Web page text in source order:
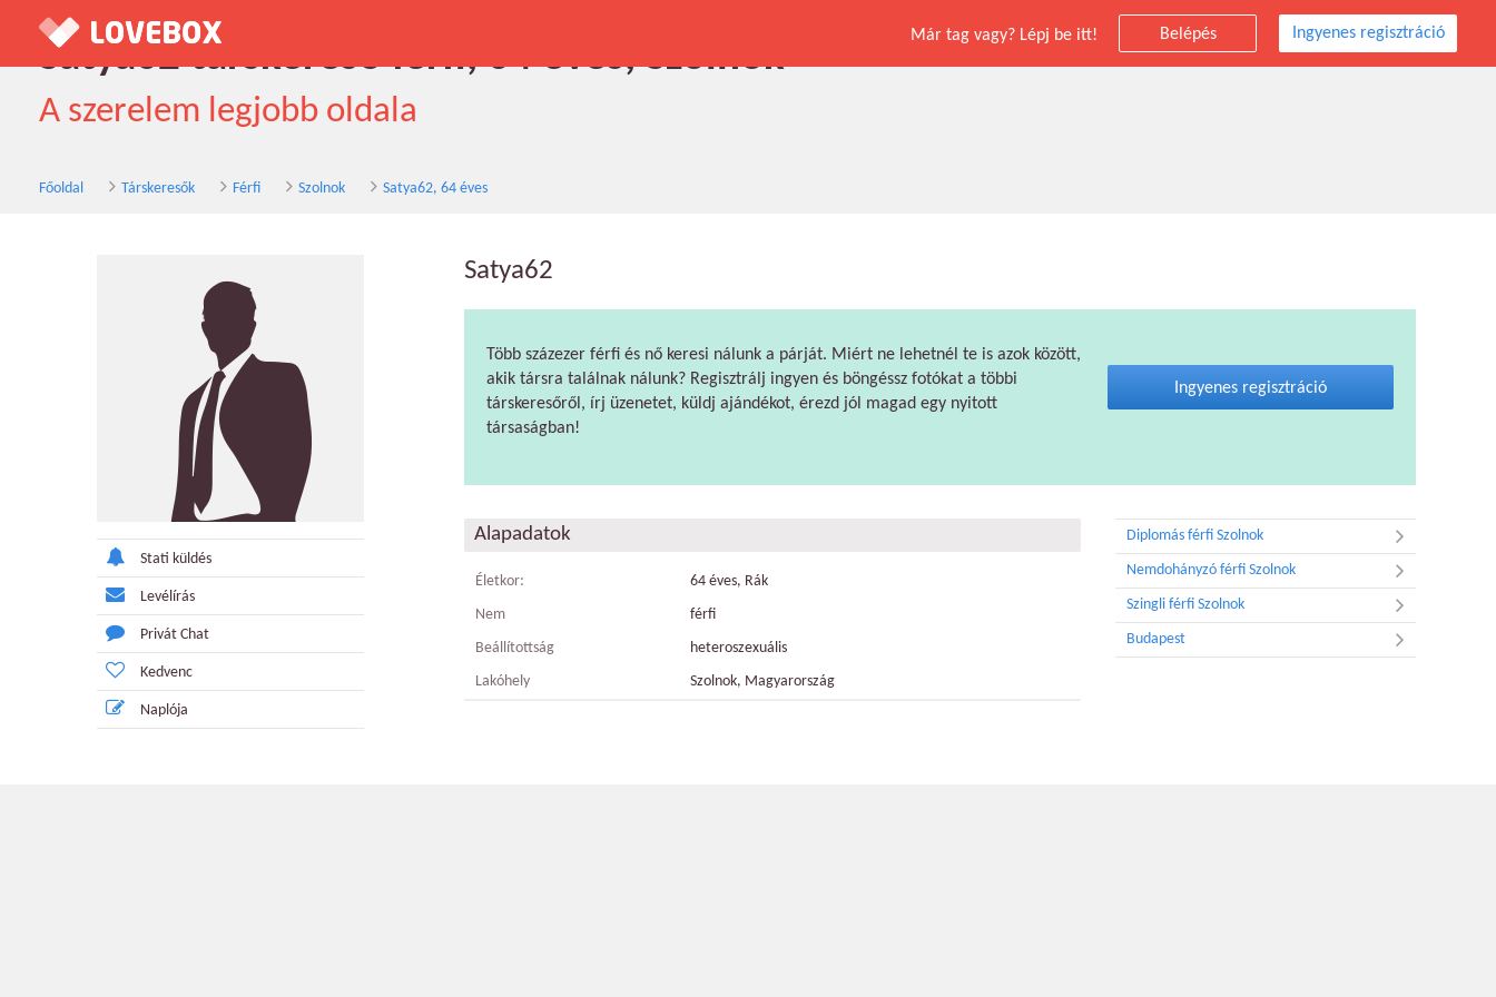
Már tag vagy? Lépj be itt! Belépés Ingyenes regisztráció
Satya62 társkereső férfi, 64 éves, Szolnok
A szerelem legjobb oldala
Főoldal Társkeresők Férfi Szolnok Satya62, 64 éves
Stati küldés
Levélírás
Privát Chat
Kedvenc
Naplója
Satya62
Több százezer férfi és nő keresi nálunk a párját. Miért ne lehetnél te is azok között,
akik társra találnak nálunk? Regisztrálj ingyen és böngéssz fotókat a többi
társkeresőről, írj üzenetet, küldj ajándékot, érezd jól magad egy nyitott
társaságban!
Ingyenes regisztráció
Alapadatok
Életkor:
64 éves, Rák
Nem
férfi
Beállítottság
heteroszexuális
Lakóhely
Szolnok, Magyarország
Diplomás férfi Szolnok
Nemdohányzó férfi Szolnok
Szingli férfi Szolnok
Budapest